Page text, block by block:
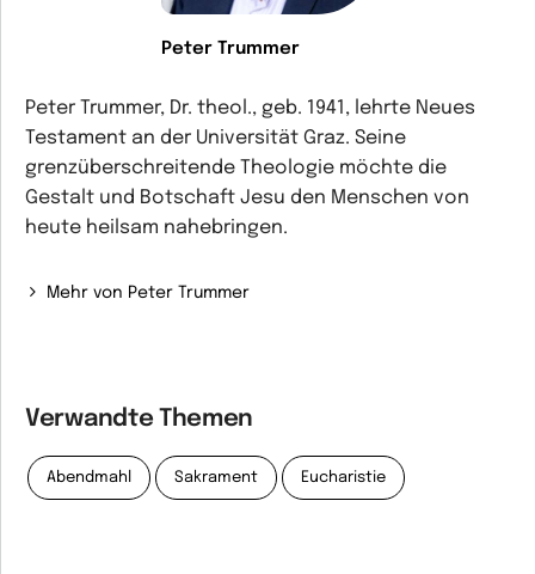
Peter Trummer
Peter Trummer, Dr. theol., geb. 1941, lehrte Neues
Testament an der Universität Graz. Seine
grenzüberschreitende Theologie möchte die
Gestalt und Botschaft Jesu den Menschen von
heute heilsam nahebringen.
Mehr von Peter Trummer
Verwandte Themen
Abendmahl Sakrament Eucharistie